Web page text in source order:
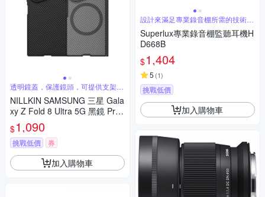
透明鏡蓋，保護鏡頭，可提供支架功
能
NILLKIN SAMSUNG 三星 Gala
xy Z Fold 8 Ultra 5G 黑鏡 Prop
磁吸保護殼
$1,090
挑戰低價 券
加入購物車
設計來滿足專業錄音棚所需的技術規
格
Superlux專業錄音棚監聽耳機H
D668B
$1,404
5 (1)
挑戰低價
加入購物車